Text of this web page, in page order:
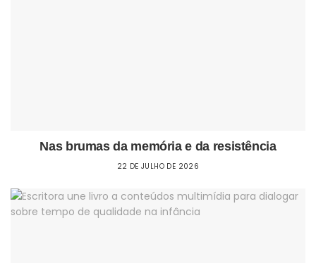
Nas brumas da memória e da resistência
22 DE JULHO DE 2026